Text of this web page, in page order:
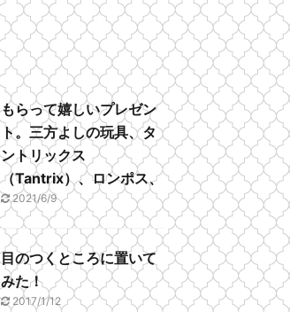
もらって嬉しいプレゼン
ト。三方よしの玩具、タ
ントリックス
（Tantrix）、ロンポス、
2021/6/9
目のつくところに置いて
みた！
2017/1/12